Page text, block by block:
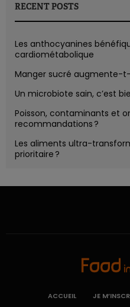
RECENT POSTS
Les anthocyanines
cardiométabolique
Manger sucré augmente-t-
Un microbiote sain, c’est
Poisson, contaminants et
recommandations ?
Les aliments ultra-
prioritaire ?
ACCUEIL JE